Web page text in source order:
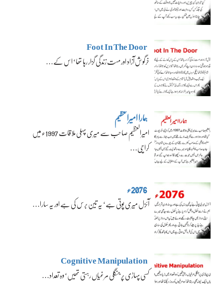
Foot In The Door
خرگوش آزاد اور مست زندگی گزار رہا تھا‘ اس کے…
ہمارا امیرالعظیم
امیرالعظیم صاحب سے میری پہلی ملاقات 1997ء میں
کراچی…
2076ء
آئزل میری پوتی ہے‘ یہ تین برس کی ہے اور یہ سارا…
Cognitive Manipulation
کسی پہاڑی پر جنگلی مرغیاں رہتی تھیں‘ وہ تعداد…